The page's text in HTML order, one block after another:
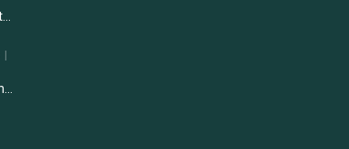
Casa en venta Bellaterra
|
Apartamento en venta Florida Plaza Milla de Oro Poblado